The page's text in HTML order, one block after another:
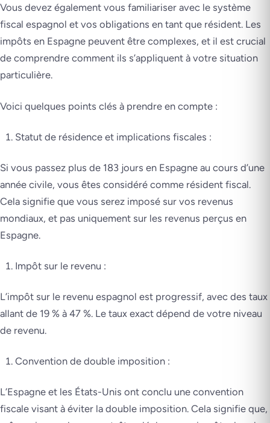
Vous devez également vous familiariser avec le système
fiscal espagnol et vos obligations en tant que résident. Les
impôts en Espagne peuvent être complexes, et il est crucial
de comprendre comment ils s’appliquent à votre situation
particulière.
Voici quelques points clés à prendre en compte :
Statut de résidence et implications fiscales :
Si vous passez plus de 183 jours en Espagne au cours d’une
année civile, vous êtes considéré comme résident fiscal.
Cela signifie que vous serez imposé sur vos revenus
mondiaux, et pas uniquement sur les revenus perçus en
Espagne.
Impôt sur le revenu :
L’impôt sur le revenu espagnol est progressif, avec des taux
allant de 19 % à 47 %. Le taux exact dépend de votre niveau
de revenu.
Convention de double imposition :
L’Espagne et les États-Unis ont conclu une convention
fiscale visant à éviter la double imposition. Cela signifie que,